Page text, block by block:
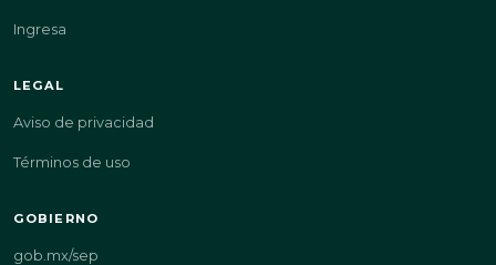
Ingresa
LEGAL
Aviso de privacidad
Términos de uso
GOBIERNO
gob.mx/sep